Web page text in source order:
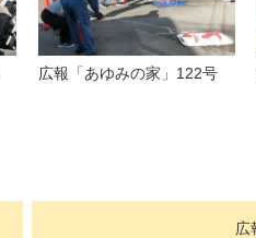
広報「あゆみの家」122号
広